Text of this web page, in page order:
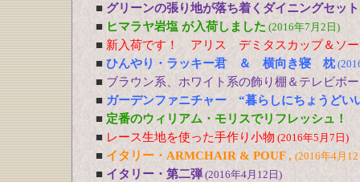
■ グリーンの張り地が落ち着くダイニングセッ
■ ヒマラヤ岩塩 が入荷しました (2016年7月2日)
■ 新入荷です！ アリス デミタスカップ＆ソ
■ ひんやり・ラッキー君 ＆ 横向き寝 枕
■ ブラウン系、ホワイト系の飾り棚＆テレビボ
■ ガーデンファニチャー “暮らしにちょうど
■ 定番のウィリアム・モリスでリフレッシュ！
■ レース生地を使った手作り小物 (2016年5月7日)
■ イタリー・ARMCHAIR & POUF , (2016年4月
■ イタリー・第二弾 (2016年4月12日)